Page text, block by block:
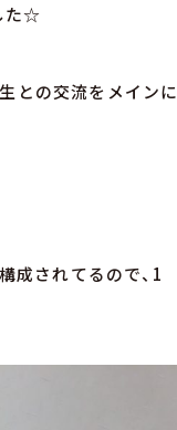
た☆
との交流をメインに
成されてるので、1